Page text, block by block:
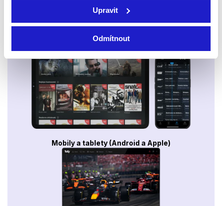
Upravit
Odmítnout
Smart TV - Android, Google, Samsung, LG, VIDAA
Mobily a tablety (Android a Apple)